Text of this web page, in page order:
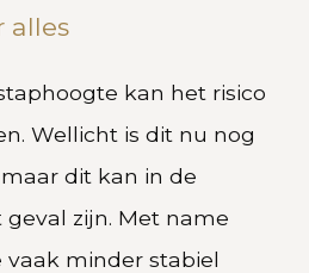
alles
kan het risico
Wellicht is dit nu nog
dit kan in de
zijn. Met name
vaak minder stabiel